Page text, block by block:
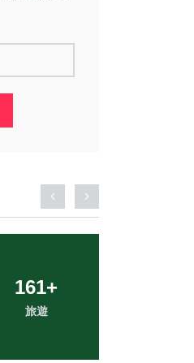
161+
旅遊
208+
健康